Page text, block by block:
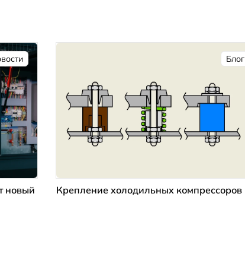
новый
Блог
Крепление холодильных компрессоров